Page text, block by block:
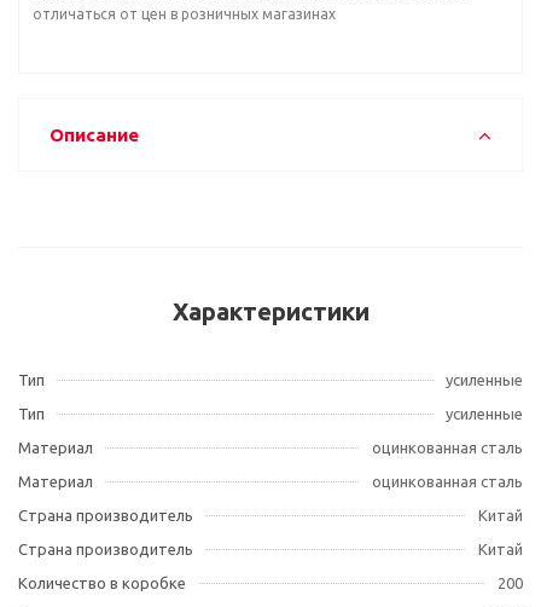
отличаться от цен в розничных магазинах
Описание
Характеристики
Тип
усиленные
Тип
усиленные
Материал
оцинкованная сталь
Материал
оцинкованная сталь
Страна производитель
Китай
Страна производитель
Китай
Количество в коробке
200